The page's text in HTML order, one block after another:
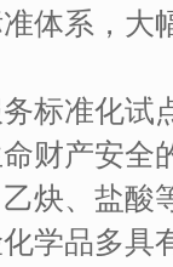
体系，大
标准化试
财产安全
炔、盐酸
学品多具